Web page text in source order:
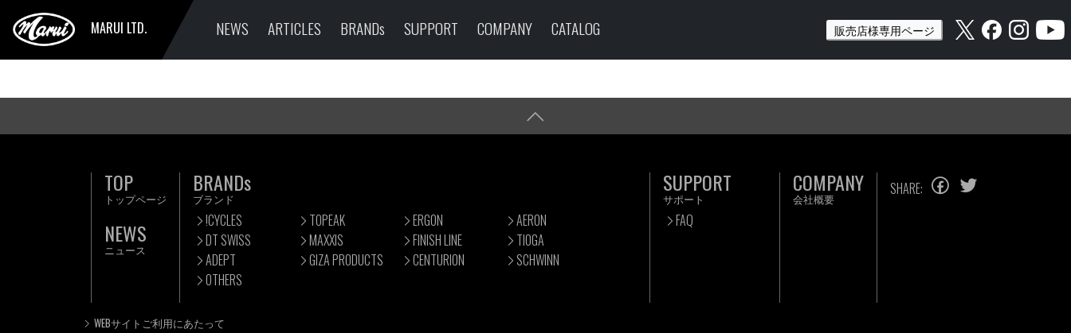
MARUI LTD. NEWS ARTICLES BRANDs SUPPORT COMPANY CATALOG 販売店様専用ページ
TOP
トップページ
NEWS
ニュース
BRANDs
ブランド
!CYCLES TOPEAK ERGON
AERON
DT SWISS
MAXXIS FINISH LINE
TIOGA
ADEPT
GIZA PRODUCTS CENTURION
SCHWINN
OTHERS
SUPPORT
サポート
FAQ
COMPANY
会社概要
SHARE:
WEBサイトご利用にあたって